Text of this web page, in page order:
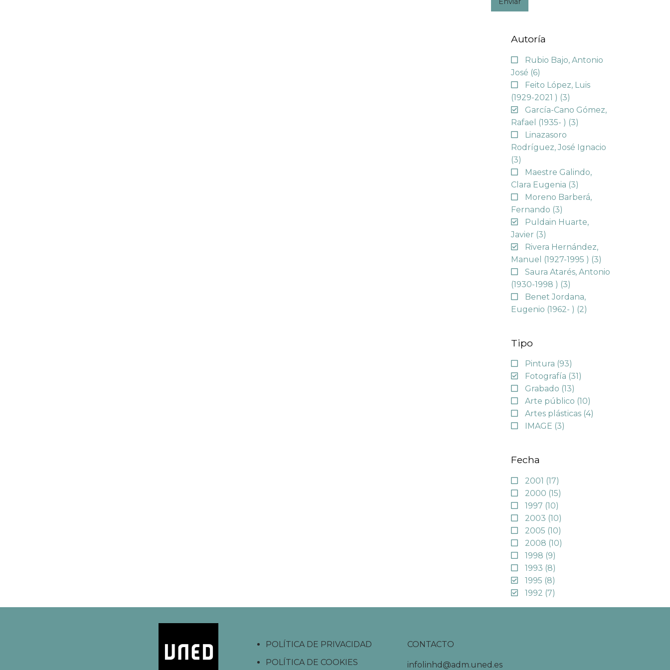
Autoría
Rubio Bajo, Antonio
José (6)
Feito López, Luis
(1929-2021 ) (3)
García-Cano Gómez,
Rafael (1935- ) (3)
Linazasoro
Rodríguez, José Ignacio
(3)
Maestre Galindo,
Clara Eugenia (3)
Moreno Barberá,
Fernando (3)
Puldain Huarte,
Javier (3)
Rivera Hernández,
Manuel (1927-1995 ) (3)
Saura Atarés, Antonio
(1930-1998 ) (3)
Benet Jordana,
Eugenio (1962- ) (2)
Tipo
Pintura (93)
Fotografía (31)
Grabado (13)
Arte público (10)
Artes plásticas (4)
IMAGE (3)
Fecha
2001 (17)
2000 (15)
1997 (10)
2003 (10)
2005 (10)
2008 (10)
1998 (9)
1993 (8)
1995 (8)
1992 (7)
POLÍTICA DE PRIVACIDAD
POLÍTICA DE COOKIES
CONTACTO
infolinhd@adm.uned.es